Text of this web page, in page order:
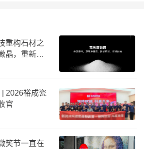
重构石材之
晶，重新定
| 2026裕成瓷
官
笑节一直在